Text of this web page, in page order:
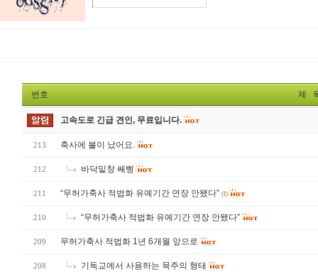
번호 제
고속도로 긴급 견인, 무료입니다.
213 축사에 불이 났어요.
212 바닥밑창 쌔삥
211 “무허가축사 적법화 유예기간 연장 안됐다” (1)
210 “무허가축사 적법화 유예기간 연장 안됐다”
209 무허가축사 적법화 1년 6개월 앞으로
208 기독교에서 사용하는 묵주의 형태